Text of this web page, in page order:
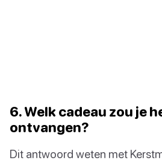
6. Welk cadeau zou je
ontvangen?
Dit antwoord weten met